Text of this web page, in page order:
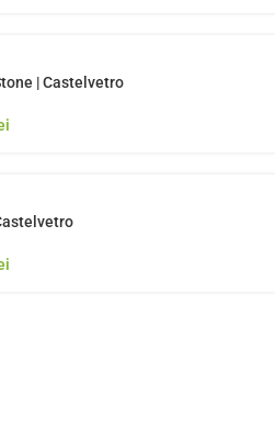
| Castelvetro